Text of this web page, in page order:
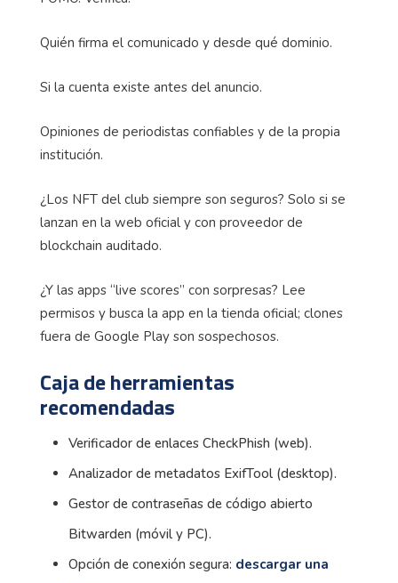
Quién firma el comunicado y desde qué dominio.
Si la cuenta existe antes del anuncio.
Opiniones de periodistas confiables y de la propia
institución.
¿Los NFT del club siempre son seguros? Solo si se
lanzan en la web oficial y con proveedor de
blockchain auditado.
¿Y las apps “live scores” con sorpresas? Lee
permisos y busca la app en la tienda oficial; clones
fuera de Google Play son sospechosos.
Caja de herramientas
recomendadas
Verificador de enlaces CheckPhish (web).
Analizador de metadatos ExifTool (desktop).
Gestor de contraseñas de código abierto
Bitwarden (móvil y PC).
Opción de conexión segura: descargar una